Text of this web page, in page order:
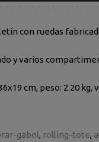
con ruedas
y varios
cm, peso: 2.20 kg,
gabol rolling-tote